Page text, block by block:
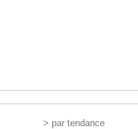
> par tendance